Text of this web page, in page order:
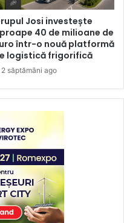
Josi investește
40 de milioane de
într-o nouă platformă
logistică frigorifică
2 săptămâni ago